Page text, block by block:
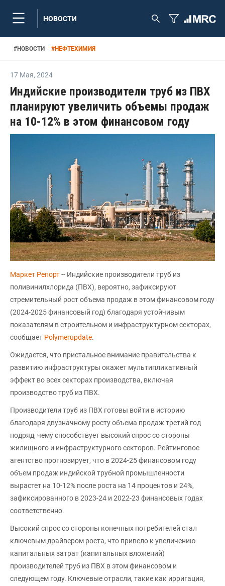
НОВОСТИ
#НОВОСТИ #НЕФТЕХИМИЯ
17 Мая, 2024
Индийские производители труб из ПВХ
планируют увеличить объемы продаж
на 10-12% в этом финансовом году
Маркет Репорт-- Индийские производители труб из
поливинилхлорида (ПВХ), вероятно, зафиксируют
стремительный рост объема продаж в этом финансовом году
(2024-2025 финансовый год) благодаря устойчивым
показателям в строительном и инфраструктурном секторах,
сообщает Polymerupdate.
Ожидается, что пристальное внимание правительства к
развитию инфраструктуры окажет мультипликативный
эффект во всех секторах производства, включая
производство труб из ПВХ.
Производители труб из ПВХ готовы войти в историю
благодаря двузначному росту объема продаж третий год
подряд, чему способствует высокий спрос со стороны
жилищного и инфраструктурного секторов. Рейтинговое
агентство прогнозирует, что в 2024-25 финансовом году
объем продаж индийской трубной промышленности
вырастет на 10-12% после роста на 14 процентов и 24%,
зафиксированного в 2023-24 и 2022-23 финансовых годах
соответственно.
Высокий спрос со стороны конечных потребителей стал
ключевым драйвером роста, что привело к увеличению
капитальных затрат (капитальных вложений)
производителей труб из ПВХ в этом финансовом и
следующем году. Ключевые отрасли, такие как ирригация,